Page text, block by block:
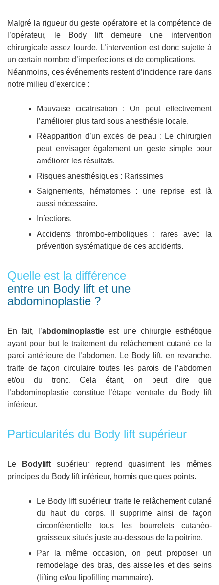
Malgré la rigueur du geste opératoire et la compétence de
l’opérateur, le Body lift demeure une intervention
chirurgicale assez lourde. L’intervention est donc sujette à
un certain nombre d’imperfections et de complications.
Néanmoins, ces événements restent d’incidence rare dans
notre milieu d’exercice :
Mauvaise cicatrisation : On peut effectivement
l’améliorer plus tard sous anesthésie locale.
Réapparition d’un excès de peau : Le chirurgien
peut envisager également un geste simple pour
améliorer les résultats.
Risques anesthésiques : Rarissimes
Saignements, hématomes : une reprise est là
aussi nécessaire.
Infections.
Accidents thrombo-emboliques : rares avec la
prévention systématique de ces accidents.
Quelle est la différence
entre un Body lift et une
abdominoplastie ?
En fait, l’abdominoplastie est une chirurgie esthétique
ayant pour but le traitement du relâchement cutané de la
paroi antérieure de l’abdomen. Le Body lift, en revanche,
traite de façon circulaire toutes les parois de l’abdomen
et/ou du tronc. Cela étant, on peut dire que
l’abdominoplastie constitue l’étape ventrale du Body lift
inférieur.
Particularités du Body lift supérieur
Le Bodylift supérieur reprend quasiment les mêmes
principes du Body lift inférieur, hormis quelques points.
Le Body lift supérieur traite le relâchement cutané
du haut du corps. Il supprime ainsi de façon
circonférentielle tous les bourrelets cutanéo-
graisseux situés juste au-dessous de la poitrine.
Par la même occasion, on peut proposer un
remodelage des bras, des aisselles et des seins
(lifting et/ou lipofilling mammaire).